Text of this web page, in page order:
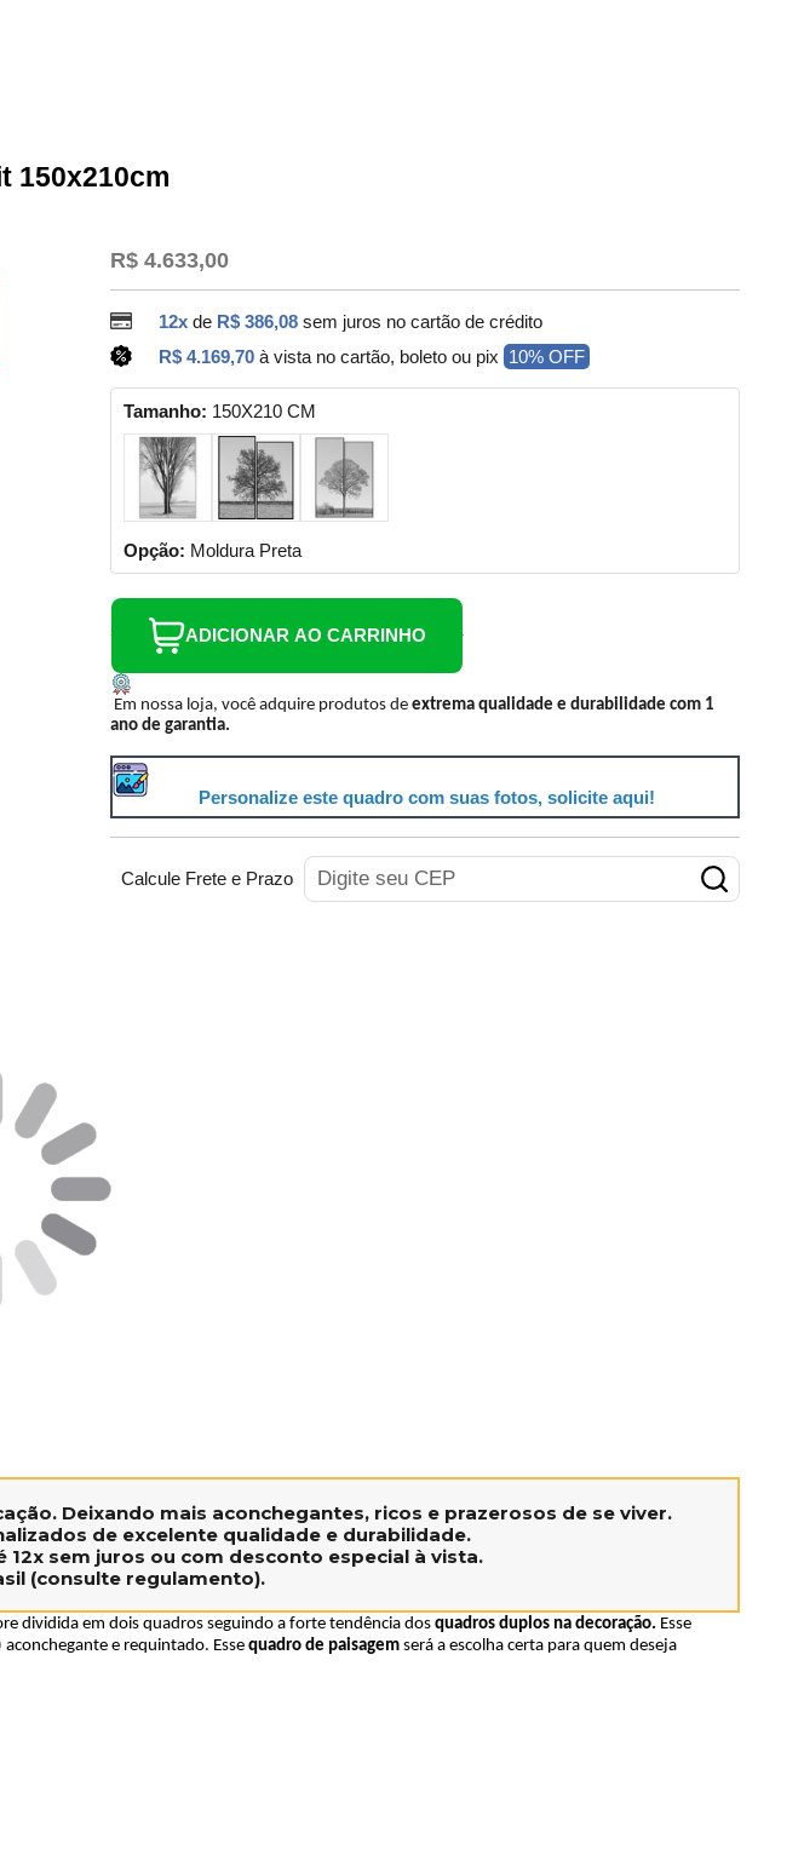
150x210cm
R$ 4.633,00
12x de R$ 386,08 sem juros no cartão de crédito
R$ 4.169,70à vista no cartão, boleto ou pix 10% OFF
Tamanho: 150X210 CM
Opção: Moldura Preta
ADICIONAR AO CARRINHO
Em nossa loja, você adquire produtos deextrema qualidade e durabilidade com 1
ano de garantia.
Personalize este quadro com suas fotos, solicite aqui!
Calcule Frete e Prazo
Deixando mais aconchegantes, ricos e prazerosos de se viver.
de excelente qualidade e durabilidade.
12x sem juros ou com desconto especial à vista.
(consulte regulamento).
dividida em dois quadros seguindo a forte tendência dos quadros duplos na decoração. Esse
e requintado. Esse quadro de paisagem será a escolha certa para quem deseja